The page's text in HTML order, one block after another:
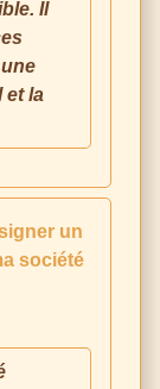
Il
et la
un
société